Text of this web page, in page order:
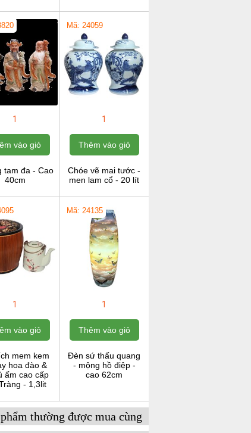
1
vào giỏ
tam đa - Cao
40cm
Mã: 24059
1
Thêm vào giỏ
Chóe vẽ mai tước -
men lam cổ - 20 lít
1
vào giỏ
mem kem
hoa đào &
ấm cao cấp
- 1,3lit
Mã: 24135
1
Thêm vào giỏ
Đèn sứ thấu quang
- mộng hồ điệp -
cao 62cm
thường được mua cùng